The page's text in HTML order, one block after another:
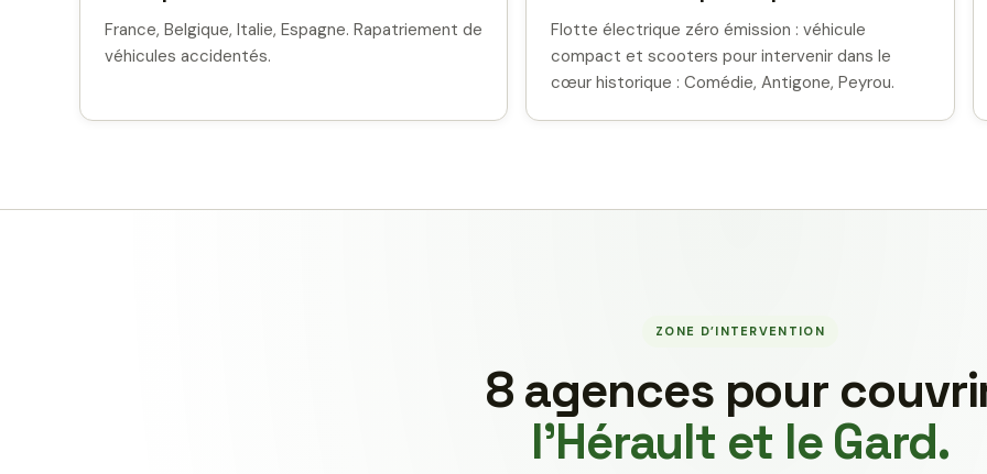
France, Belgique, Italie, Espagne. Rapatriement de
véhicules accidentés.
Flotte électrique zéro émission : véhicule
compact et scooters pour intervenir dans le
cœur historique : Comédie, Antigone, Peyrou.
ZONE D’INTERVENTION
8 agences pour
l’Hérault et le Gard.